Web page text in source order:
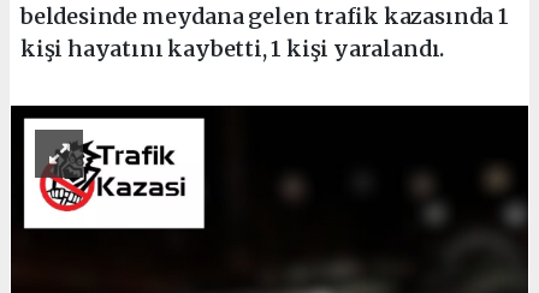
beldesinde meydana gelen trafik kazasında 1
kişi hayatını kaybetti, 1 kişi yaralandı.